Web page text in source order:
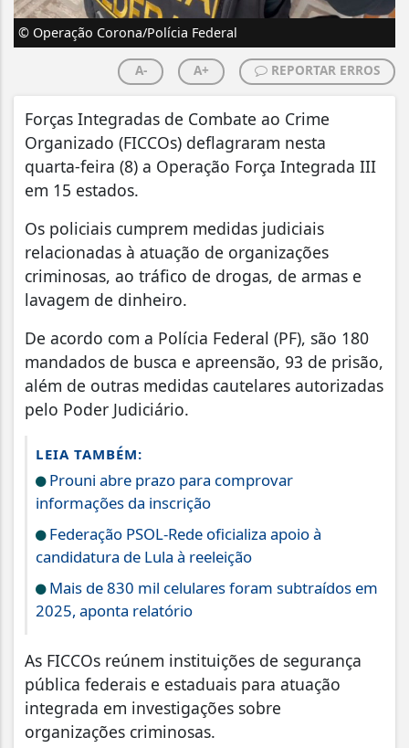
© Operação Corona/Polícia Federal
A- A+ REPORTAR ERROS
Forças Integradas de Combate ao Crime
Organizado (FICCOs) deflagraram nesta
quarta-feira (8) a Operação Força Integrada III
em 15 estados.
Os policiais cumprem medidas judiciais
relacionadas à atuação de organizações
criminosas, ao tráfico de drogas, de armas e
lavagem de dinheiro.
De acordo com a Polícia Federal (PF), são 180
mandados de busca e apreensão, 93 de prisão,
além de outras medidas cautelares autorizadas
pelo Poder Judiciário.
LEIA TAMBÉM:
Prouni abre prazo para comprovar
informações da inscrição
Federação PSOL-Rede oficializa apoio à
candidatura de Lula à reeleição
Mais de 830 mil celulares foram subtraídos em
2025, aponta relatório
As FICCOs reúnem instituições de segurança
pública federais e estaduais para atuação
integrada em investigações sobre
organizações criminosas.